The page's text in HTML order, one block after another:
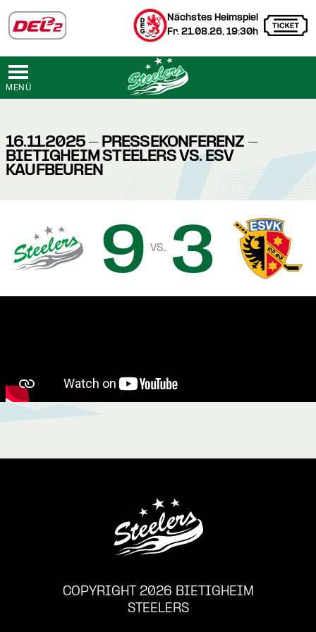
Nächstes Heimspiel
Fr. 21.08.26, 19:30h
MENÜ
16.11.2025 - PRESSEKONFERENZ -
BIETIGHEIM STEELERS VS. ESV
KAUFBEUREN
9 vs. 3
COPYRIGHT 2026 BIETIGHEIM
STEELERS